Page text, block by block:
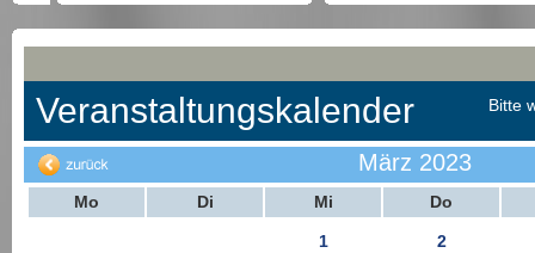
Berlin
Anmeldung bei Ämtern usw.
Veranstaltungskalender Bitte
März 2023
Mo Di Mi Do
1
2